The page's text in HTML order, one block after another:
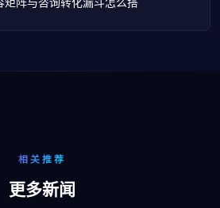
相关推荐
更多新闻